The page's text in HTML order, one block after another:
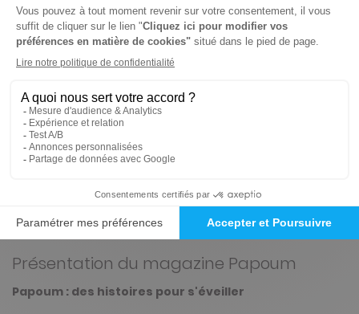
Présentation du magazine Papoum
Abonnement Papoum
Le premier journal des tout-petits de 1 à 3 ans, conçu pour
accompagner l'éveil de votre enfant avec tendresse et
complicité. Chaque mois, offrez à votre enfant un rendez-
découvertes. Découvrez nos offres d'abonnement ci-
dessous et faites entrer la magie de Papoum dans votre
foyer !
Présentation du magazine Papoum
Papoum : des histoires pour s'éveiller